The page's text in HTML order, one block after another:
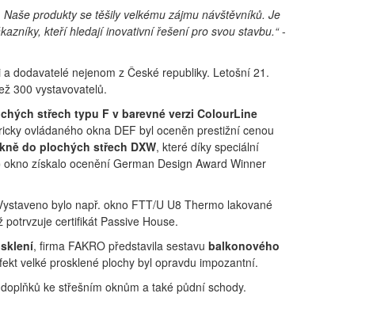
produkty se těšily velkému zájmu návštěvníků. Je
kteří hledají inovativní řešení pro svou stavbu.“-
dodavatelé nejenom z České republiky. Letošní 21.
300 vystavovatelů.
střech typu F v barevné verzi ColourLine
ovládaného okna DEF byl oceněn prestižní cenou
do plochých střech DXW, které díky speciální
získalo ocenění German Design Award Winner
bylo např. okno FTT/U U8 Thermo lakované
certifikát Passive House.
, firma FAKRO představila sestavu balkonového
velké prosklené plochy byl opravdu impozantní.
ke střešním oknům a také půdní schody.